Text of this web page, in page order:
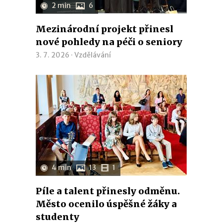
2 min 6
Mezinárodní projekt přinesl
nové pohledy na péči o seniory
3. 7. 2026 · Vzdělávání
4 min 13 1
Píle a talent přinesly odměnu.
Město ocenilo úspěšné žáky a
studenty